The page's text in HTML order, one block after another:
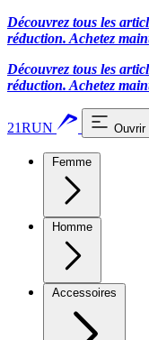
Découvrez tous les
réduction. Achetez
Découvrez tous les
réduction. Achetez
21RUN Ouvrir
Femme
Homme
Accessoires